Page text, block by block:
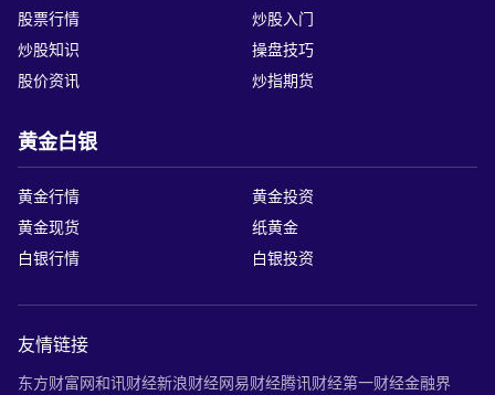
股票行情
炒股入门
炒股知识
操盘技巧
黄金行情
黄金投资
黄金现货
纸黄金
友情链接